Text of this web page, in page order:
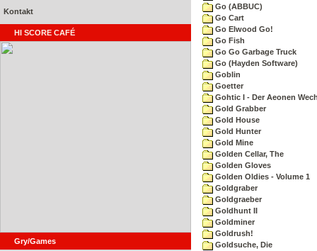
Kontakt
HI SCORE CAFÉ
Gry/Games
Go (ABBUC)
Go Cart
Go Elwood Go!
Go Fish
Go Go Garbage Truck
Go (Hayden Software)
Goblin
Goetter
Gohtic I - Der Aeonen
Gold Grabber
Gold House
Gold Hunter
Gold Mine
Golden Cellar, The
Golden Gloves
Golden Oldies - Volume 1
Goldgraber
Goldgraeber
Goldhunt II
Goldminer
Goldrush!
Goldsuche, Die